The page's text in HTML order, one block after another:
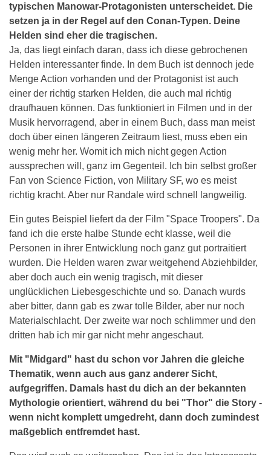
typischen Manowar-Protagonisten unterscheidet. Die
setzen ja in der Regel auf den Conan-Typen. Deine
Helden sind eher die tragischen.
Ja, das liegt einfach daran, dass ich diese gebrochenen
Helden interessanter finde. In dem Buch ist dennoch jede
Menge Action vorhanden und der Protagonist ist auch
einer der richtig starken Helden, die auch mal richtig
draufhauen können. Das funktioniert in Filmen und in der
Musik hervorragend, aber in einem Buch, dass man meist
doch über einen längeren Zeitraum liest, muss eben ein
wenig mehr her. Womit ich mich nicht gegen Action
aussprechen will, ganz im Gegenteil. Ich bin selbst großer
Fan von Science Fiction, von Military SF, wo es meist
richtig kracht. Aber nur Randale wird schnell langweilig.
Ein gutes Beispiel liefert da der Film "Space Troopers". Da
fand ich die erste halbe Stunde echt klasse, weil die
Personen in ihrer Entwicklung noch ganz gut portraitiert
wurden. Die Helden waren zwar weitgehend Abziehbilder,
aber doch auch ein wenig tragisch, mit dieser
unglücklichen Liebesgeschichte und so. Danach wurds
aber bitter, dann gab es zwar tolle Bilder, aber nur noch
Materialschlacht. Der zweite war noch schlimmer und den
dritten hab ich mir gar nicht mehr angeschaut.
Mit "Midgard" hast du schon vor Jahren die gleiche
Thematik, wenn auch aus ganz anderer Sicht,
aufgegriffen. Damals hast du dich an der bekannten
Mythologie orientiert, während du bei "Thor" die Story -
wenn nicht komplett umgedreht, dann doch zumindest
maßgeblich entfremdet hast.